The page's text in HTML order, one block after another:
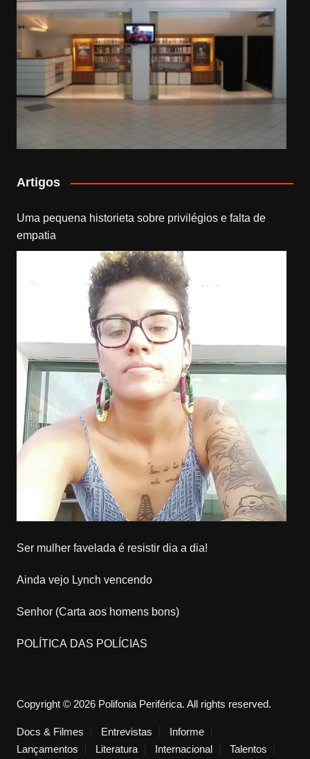
Artigos
Uma pequena historieta sobre privilégios e falta de
empatia
Ser mulher favelada é resistir dia a dia!
Ainda vejo Lynch vencendo
Senhor (Carta aos homens bons)
POLÍTICA DAS POLÍCIAS
Copyright © 2026 Polifonia Periférica. All rights reserved.
Docs & Filmes Entrevistas
Informe
Lançamentos
Literatura Internacional Talentos